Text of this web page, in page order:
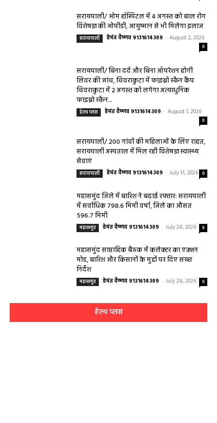
सरायपाली/ ओम हॉस्पिटल में 4 अगस्त को बाल रोग
विशेषज्ञ की ओपीडी, आयुष्मान से भी मिलेगा इलाज
सरायपाली हेमंत वैष्णव 9131614309 - August 2, 2026
0
सरायपाली/ बिना दर्द और बिना ऑपरेशन होगी
लिवर की जांच, चिवराकुटा में फाइब्रो स्कैन कैंप
चिवराकुटा में 2 अगस्त को लगेगा अत्याधुनिक
फाइब्रो स्कैन...
हेल्थ प्लस हेमंत वैष्णव 9131614309 - August 1, 2026
0
सरायपाली/ 200 गांवों की महिलाओं के लिए राहत,
सरायपाली अस्पताल में मिल रही विशेषज्ञ स्वास्थ्य
सेवाएं
सरायपाली हेमंत वैष्णव 9131614309 - July 31, 2026 0
महासमुंद जिले में बारिश ने बढ़ाई रफ्तार: सरायपाली
में सर्वाधिक 798.6 मिमी वर्षा, जिले का औसत
596.7 मिमी
महासमुंद हेमंत वैष्णव 9131614309 - July 28, 2026 0
महासमुंद साप्ताहिक बैठक में कलेक्टर का एक्शन
मोड, बारिश और किसानों के मुद्दों पर दिए सख्त
निर्देश
महासमुंद हेमंत वैष्णव 9131614309 - July 28, 2026 0
हेल्थ प्लस